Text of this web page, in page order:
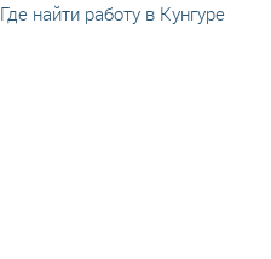
Где найти работу в Кунгуре